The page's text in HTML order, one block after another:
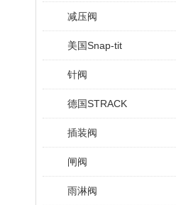
减压阀
美国Snap-tit
针阀
德国STRACK
插装阀
闸阀
雨淋阀